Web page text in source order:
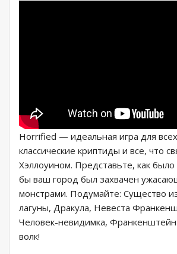
Horrified — идеальная игра для
классические криптиды и все, что
Хэллоуином. Представьте, как
бы ваш город был захвачен
монстрами. Подумайте: Существо
лагуны, Дракула, Невеста
Человек-невидимка,
волк!